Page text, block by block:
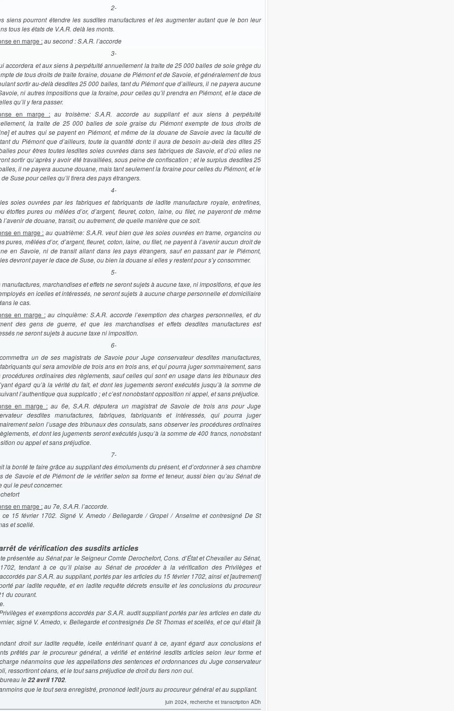
2-
siens pourront étendre les susdites manufactures et les augmenter autant que le bon leur
tous les états de V.A.R. delà les monts.
en marge :au second : S.A.R. l’accorde
3-
accordera et aux siens à perpétuité annuellement la traite de 25 000 balles de soie grège du
de tous droits de traite foraine, douane de Piémont et de Savoie, et généralement de tous
sortir au-delà desdites 25 000 balles, tant du Piémont que d’ailleurs, il ne payera aucune
ni autres impositions que la foraine, pour celles qu’il prendra en Piémont, et le dace de
qu’il y fera passer.
en marge : au troisème: S.A.R. accorde au suppliant et aux siens à perpétuité
la traite de 25 000 balles de soie graise du Piémont exempte de tous droits de
et autres qui se payent en Piémont, et même de la douane de Savoie avec la faculté de
du Piémont que d’ailleurs, toute la quantité dontc il aura de besoin au-delà des dites 25
pour êtres toutes lesdites soies ouvrées dans ses fabriques de Savoie, et d’où elles ne
sortir qu’après y avoir été travaillées, sous peine de confiscation ; et le surplus desdites 25
il ne payera aucune douane, mais tant seulement la foraine pour celles du Piémont, et le
Suse pour celles qu’il tirera des pays étrangers.
4-
soies ouvrées par les fabriques et fabriquants de ladite manufacture royale, entrefines,
étoffes pures ou mêlées d’or, d’argent, fleuret, coton, laine, ou filet, ne payeront de même
l’avenir de douane, transit, ou autrement, de quelle manière que ce soit.
en marge : au quatrième: S.A.R. veut bien que les soies ouvrées en trame, organcins ou
pures, mêlées d’or, d’argent, fleuret, coton, laine, ou filet, ne payent à l’avenir aucun droit de
en Savoie, ni de transit allant dans les pays étrangers, sauf en passant par le Piémont,
devront payer le dace de Suse, ou bien la douane si elles y restent pour s’y consommer.
5-
marchandises et effets ne seront sujets à aucune taxe, ni impositions, et que les
en icelles et intéressés, ne seront sujets à aucune charge personnelle et domiciliaire
le cas.
en marge :au cinquième: S.A.R. accorde l’exemption des charges personnelles, et du
des gens de guerre, et que les marchandises et effets desdites manufactures est
ne seront sujets à aucune taxe ni imposition.
6-
un de ses magistrats de Savoie pour Juge conservateur desdites manufactures,
qui sera amovible de trois ans en trois ans, et qui pourra juger sommairement, sans
procédures ordinaires des règlements, sauf celles qui sont en usage dans les tribunaux des
égard qu’à la vérité du fait, et dont les jugements seront exécutés jusqu’à la somme de
l’authentique qua supplcatio ; et c’est nonobstant opposition ni appel, et sans préjudice.
en marge :au 6e, S.A.R. députera un magistrat de Savoie de trois ans pour Juge
desdites manufactures, fabriques, fabriquants et intéressés, qui pourra juger
selon l’usage des tribunaux des consulats, sans observer les procédures ordinaires
et dont les jugements seront exécutés jusqu’à la somme de 400 francs, nonobstant
ou appel et sans préjudice.
7-
la bonté te faire grâce au suppliant des émoluments du présent, et d’ordonner à ses chambre
de Savoie et de Piémont de le vérifier selon sa forme et teneur, aussi bien qu’au Sénat de
qui le peut concerner.
en marge :au 7e, S.A.R. l’accorde.
ce 15 février 1702. Signé V. Amedo / Bellegarde / Gropel / Anselme et contresigné De St
et scellé.
de vérification des susdits articles
présentée au Sénat par le Seigneur Comte Derochefort, Cons. d’État et Chevalier au Sénat,
tendant à ce qu’il plaise au Sénat de procéder à la vérification des Privilèges et
par S.A.R. au suppliant, portés par les articles du 15 février 1702, ainsi et [autrement]
par ladite requête, et en ladite requête décrets ensuite et les conclusions du procureur
du courant.
et exemptions accordés par S.A.R. audit suppliant portés par les articles en date du
signé V. Amedo, v. Bellegarde et contresignés De St Thomas et scellés, et ce qui était [à
droit sur ladite requête, icelle entérinant quant à ce, ayant égard aux conclusions et
prêtés par le procureur général, a vérifié et entériné lesdits articles selon leur forme et
néanmoins que les appellations des sentences et ordonnances du Juge conservateur
ressortiront céans, et le tout sans préjudice de droit du tiers non oui.
le22 avril 1702.
que le tout sera enregistré, prononcé ledit jours au procureur général et au suppliant.
juin 2024, recherche et transcription ADh